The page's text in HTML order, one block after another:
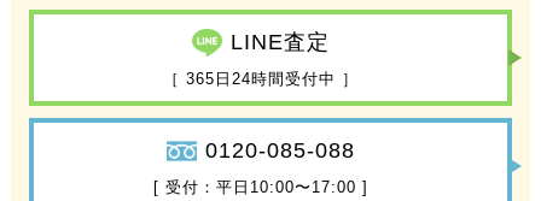
LINE査定
［ 365日24時間受付中 ］
0120-085-088
[ 受付：平日10:00〜17:00 ]